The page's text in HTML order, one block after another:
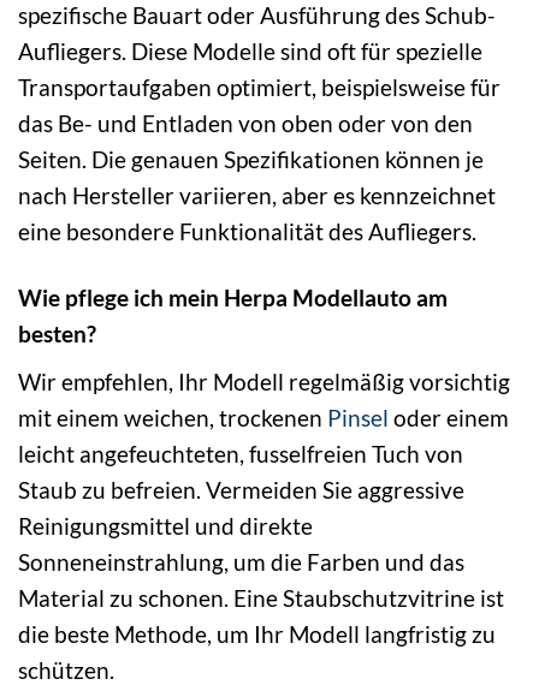
spezifische Bauart oder Ausführung des Schub-
Aufliegers. Diese Modelle sind oft für spezielle
Transportaufgaben optimiert, beispielsweise für
das Be- und Entladen von oben oder von den
Seiten. Die genauen Spezifikationen können je
nach Hersteller variieren, aber es kennzeichnet
eine besondere Funktionalität des Aufliegers.
Wie pflege ich mein Herpa Modellauto am
besten?
Wir empfehlen, Ihr Modell regelmäßig vorsichtig
mit einem weichen, trockenen Pinsel oder einem
leicht angefeuchteten, fusselfreien Tuch von
Staub zu befreien. Vermeiden Sie aggressive
Reinigungsmittel und direkte
Sonneneinstrahlung, um die Farben und das
Material zu schonen. Eine Staubschutzvitrine ist
die beste Methode, um Ihr Modell langfristig zu
schützen.